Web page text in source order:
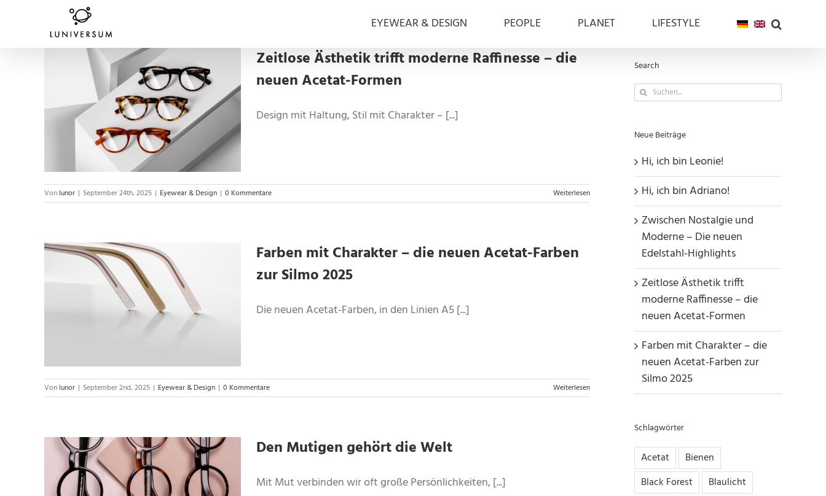
EYEWEAR & DESIGN PEOPLE PLANET LIFESTYLE
Zeitlose Ästhetik trifft moderne Raffinesse – die
neuen Acetat-Formen
Design mit Haltung, Stil mit Charakter – [...]
Von lunor | September 24th, 2025 | Eyewear & Design | 0 Kommentare Weiterlesen
Farben mit Charakter – die neuen Acetat-Farben
zur Silmo 2025
Die neuen Acetat-Farben, in den Linien A5 [...]
Von lunor | September 2nd, 2025 | Eyewear & Design | 0 Kommentare Weiterlesen
Den Mutigen gehört die Welt
Mit Mut verbinden wir oft große Persönlichkeiten, [...]
Search
Suche
Neue Beiträge
Hi, ich bin Leonie!
Hi, ich bin Adriano!
Zwischen Nostalgie und
Moderne – Die neuen
Edelstahl-Highlights
Zeitlose Ästhetik trifft
moderne Raffinesse – die
neuen Acetat-Formen
Farben mit Charakter – die
neuen Acetat-Farben zur
Silmo 2025
Schlagwörter
Acetat
Bienen
Black Forest
Blaulicht